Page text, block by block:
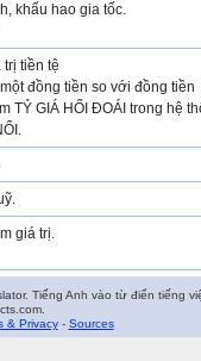
khấu hao gia tốc.
tiền tệ
đồng tiền so với đồng tiền
TỶ GIÁ HỐI ĐOÁI trong hệ
giá trị.
Tiếng Anh vào từ điển tiếng
& Privacy- Sources